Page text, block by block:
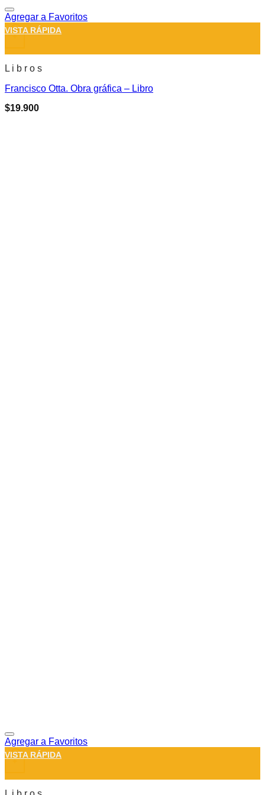
Agregar a Favoritos
+
VISTA RÁPIDA
L i b r o s
Francisco Otta. Obra gráfica – Libro
$19.900
Agregar a Favoritos
+
VISTA RÁPIDA